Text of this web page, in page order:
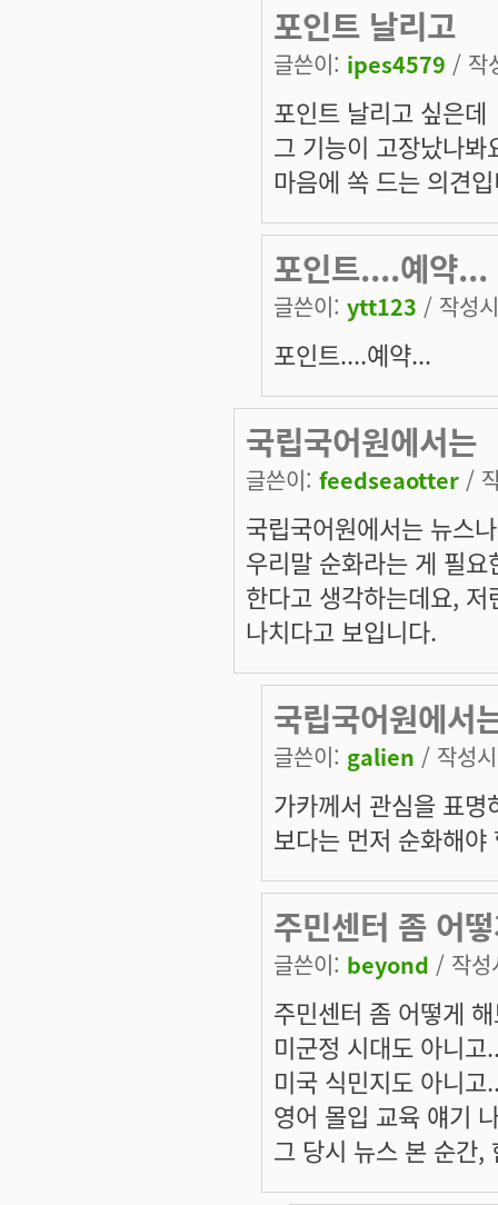
포인트 날리고
글쓴이: ipes4579 / 작
포인트 날리고 싶은데
그 기능이 고장났나봐
마음에 쏙 드는 의견
포인트....예약...
글쓴이: ytt123 / 작성
포인트....예약...
국립국어원에서는
글쓴이: feedseaotter /
국립국어원에서는 뉴스
우리말 순화라는 게 필
한다고 생각하는데요,
나치다고 보입니다.
국립국어원에서
글쓴이: galien / 작성
가카께서 관심을 표
보다는 먼저 순화해야
주민센터 좀 어
글쓴이: beyond / 작
주민센터 좀 어떻게
미군정 시대도 아니고
미국 식민지도 아니고
영어 몰입 교육 얘기
그 당시 뉴스 본 순간,